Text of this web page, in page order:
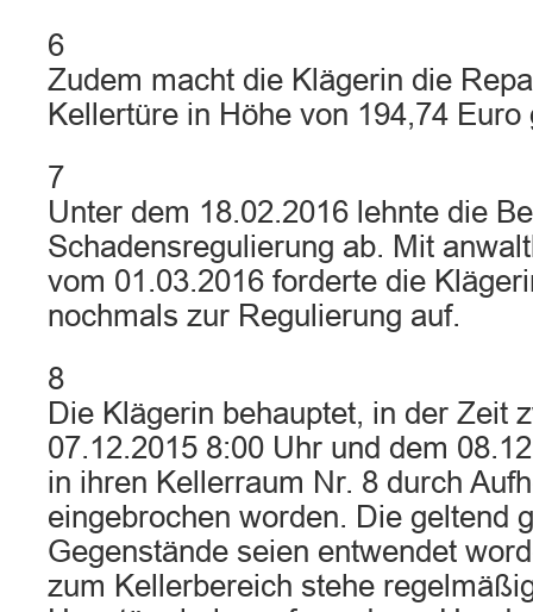
6
Zudem macht die Klägerin die
Kellertüre in Höhe von 194,74 Euro
7
Unter dem 18.02.2016 lehnte die
Schadensregulierung ab. Mit
vom 01.03.2016 forderte die
nochmals zur Regulierung auf.
8
Die Klägerin behauptet, in der Zeit
07.12.2015 8:00 Uhr und dem
in ihren Kellerraum Nr. 8 durch
eingebrochen worden. Die geltend
Gegenstände seien entwendet
zum Kellerbereich stehe